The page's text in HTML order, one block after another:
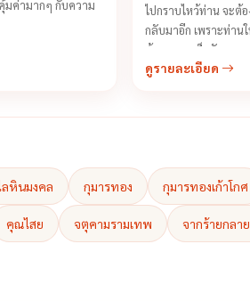
มค่ามากๆ กับความ
ไปกราบไหว้ท่าน จะต้
กลับมาอีก เพราะท่าน
ด้วยความเป็นกันเอง ...
ดูรายละเอียด
ลหินมงคล กุมารทอง กุมารทองเก้าโกศ
คุณไสย จตุคามรามเทพ จากร้ายกลา